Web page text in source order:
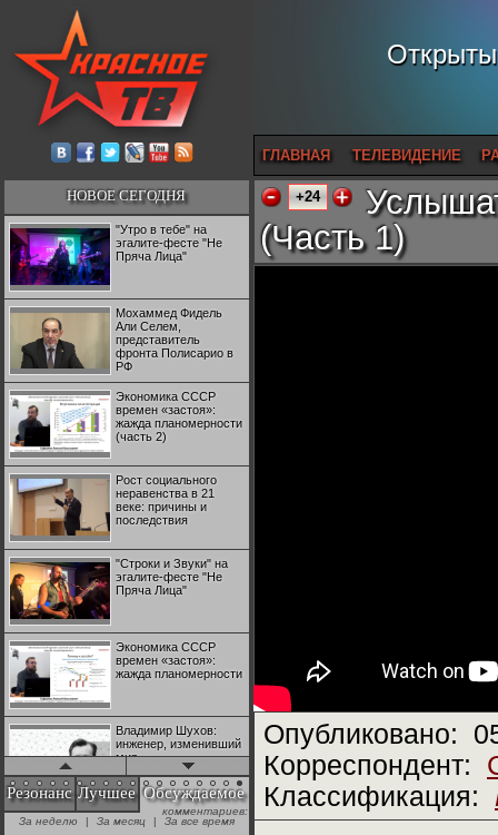
ГЛАВНАЯ ТЕЛЕВИДЕНИЕ
НОВОЕ СЕГОДНЯ
"Утро в тебе" на
эгалите-фесте "Не
Пряча Лица"
Мохаммед Фидель
Али Селем,
представитель
фронта Полисарио в
РФ
Экономика СССР
времен «застоя»:
жажда планомерности
(часть 2)
Рост социального
неравенства в 21
веке: причины и
последствия
"Строки и Звуки" на
эгалите-фесте "Не
Пряча Лица"
Экономика СССР
времен «застоя»:
жажда планомерности
Владимир Шухов:
инженер, изменивший
мир
"Аркадий Коц" на
эгалите-фесте "Не
Резонанс Лучшее Обсуждаемое
комментариев:
За неделю
| За месяц | За все время
+24
(Часть 1)
Опубликовано:
Корреспондент:
Классификация: